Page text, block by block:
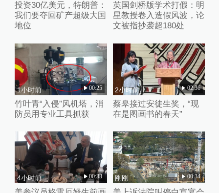
投资30亿美元，特朗普：
我们要夺回矿产超级大国
地位
英国剑桥版学术打假：明
星教授卷入造假风波，论
文被指抄袭超180处
1小时前 00:25
竹叶青“入侵”风机塔，消
防员用专业工具抓获
2小时前 02:36
蔡皋接过安徒生奖，“现
在是图画书的春天”
4小时前 00:33 刚刚 00:34